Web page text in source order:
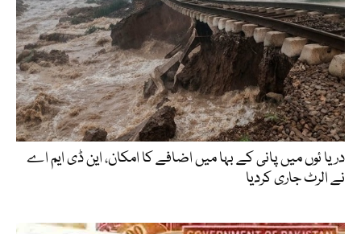
دریا ئوں میں پانی کے بہا میں اضافے کا امکان، این ڈی ایم اے
نے الرٹ جاری کردیا